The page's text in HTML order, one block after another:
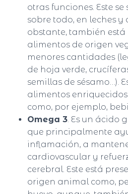
otras funciones. Este
sobre todo, en leches y
obstante, también está
alimentos de origen
menores cantidades
de hoja verde,
semillas de sésamo…).
alimentos
como, por ejemplo,
Omega 3. Es un ácido
que principalmente
inflamación, a
cardiovascular y
cerebral. Este está
origen animal como,